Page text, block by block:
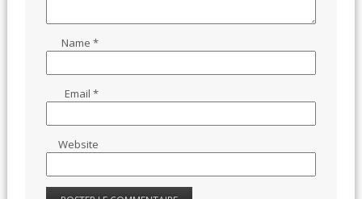
Name*
Email*
Website